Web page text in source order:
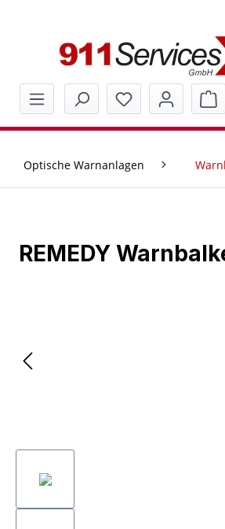
Optische Warnanlagen
REMEDY